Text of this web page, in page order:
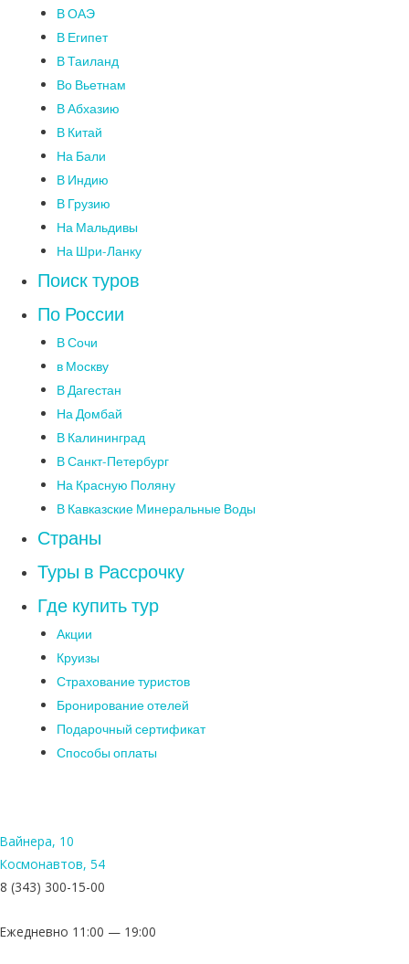
В ОАЭ
В Египет
В Таиланд
Во Вьетнам
В Абхазию
В Китай
На Бали
В Индию
В Грузию
На Мальдивы
На Шри-Ланку
Поиск туров
По России
В Сочи
в Москву
В Дагестан
На Домбай
В Калининград
В Санкт-Петербург
На Красную Поляну
В Кавказские Минеральные Воды
Страны
Туры в Рассрочку
Где купить тур
Акции
Круизы
Страхование туристов
Бронирование отелей
Подарочный сертификат
Способы оплаты
Вайнера, 10
Космонавтов, 54
8 (343) 300-15-00
Ежедневно 11:00 — 19:00